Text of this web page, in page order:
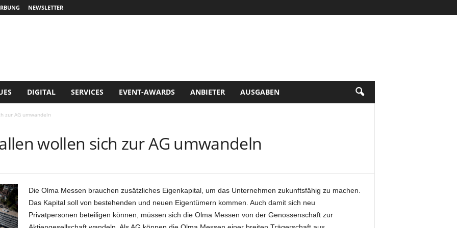
NEWSLETTER
DIGITAL SERVICES EVENT-AWARDS ANBIETER AUSGABEN
zur AG umwandeln
wollen sich zur AG umwandeln
Die Olma Messen brauchen zusätzliches Eigenkapital, um das Unternehmen zukunftsfähig zu machen.
Das Kapital soll von bestehenden und neuen Eigentümern kommen. Auch damit sich neu
Privatpersonen beteiligen können, müssen sich die Olma Messen von der Genossenschaft zur